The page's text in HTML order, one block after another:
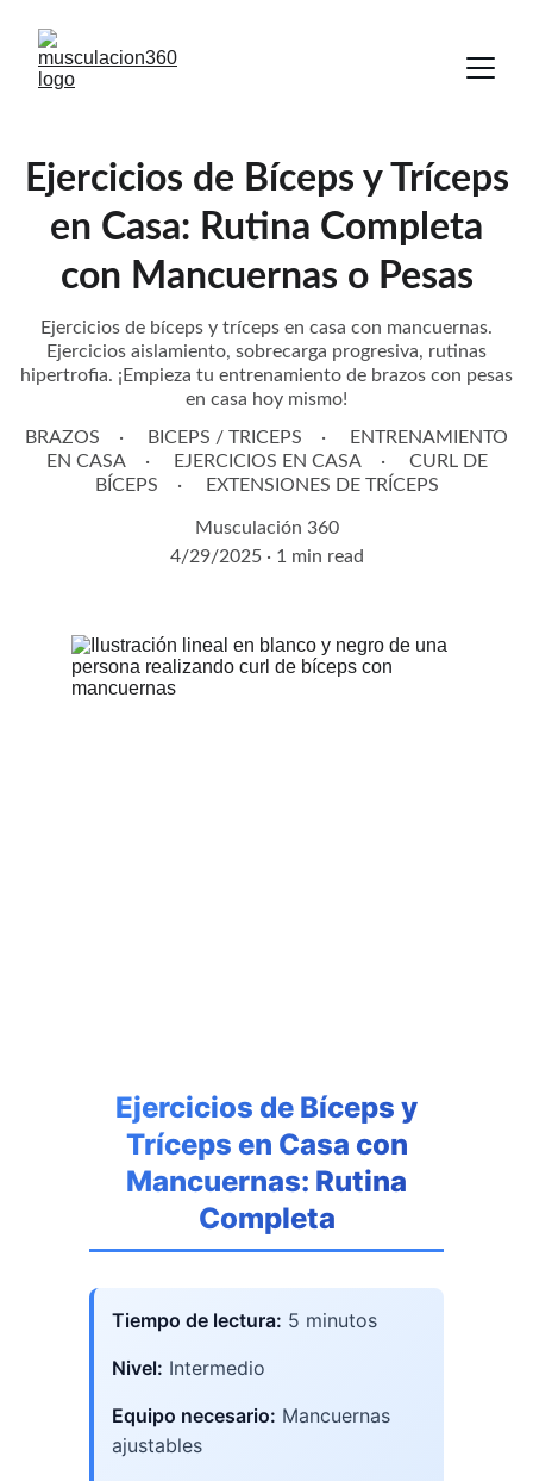
Ejercicios de Bíceps y Tríceps
en Casa: Rutina Completa
con Mancuernas o Pesas
Ejercicios de bíceps y tríceps en casa con mancuernas.
Ejercicios aislamiento, sobrecarga progresiva, rutinas
hipertrofia. ¡Empieza tu entrenamiento de brazos con pesas
en casa hoy mismo!
BRAZOS
BICEPS / TRICEPS
ENTRENAMIENTO
EN CASA
EJERCICIOS EN CASA
CURL DE
BÍCEPS
EXTENSIONES DE TRÍCEPS
Musculación 360
4/29/2025
1 min read